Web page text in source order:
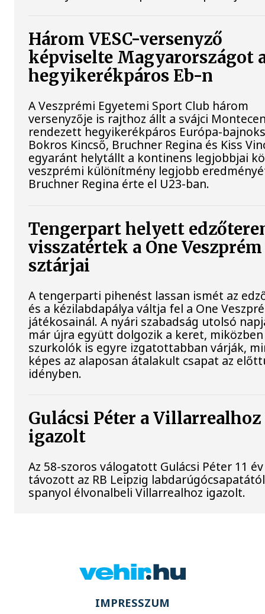
Három VESC-versenyző
képviselte Magyarországot
hegyikerékpáros Eb-n
A Veszprémi Egyetemi Sport Club három
versenyzője is rajthoz állt a svájci
rendezett hegyikerékpáros Európa-
Bokros Kincső, Bruchner Regina és Kiss
egyaránt helytállt a kontinens legjobbjai
veszprémi különítmény legjobb
Bruchner Regina érte el U23-ban.
Tengerpart helyett
visszatértek a One Veszprém
sztárjai
A tengerparti pihenést lassan ismét az
és a kézilabdapálya váltja fel a One
játékosainál. A nyári szabadság utolsó
már újra együtt dolgozik a keret,
szurkolók is egyre izgatottabban várják,
képes az alaposan átalakult csapat az
idényben.
Gulácsi Péter a Villarrealhoz
igazolt
Az 58-szoros válogatott Gulácsi Péter 11
távozott az RB Leipzig
spanyol élvonalbeli Villarrealhoz igazolt.
IMPRESSZUM